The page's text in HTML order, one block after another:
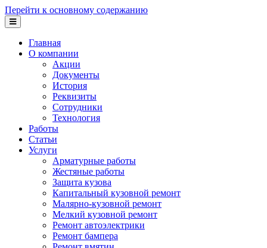
Перейти к основному содержанию
Главная
О компании
Акции
Документы
История
Реквизиты
Сотрудники
Технология
Работы
Статьи
Услуги
Арматурные работы
Жестяные работы
Защита кузова
Капитальный кузовной ремонт
Малярно-кузовной ремонт
Мелкий кузовной ремонт
Ремонт автоэлектрики
Ремонт бампера